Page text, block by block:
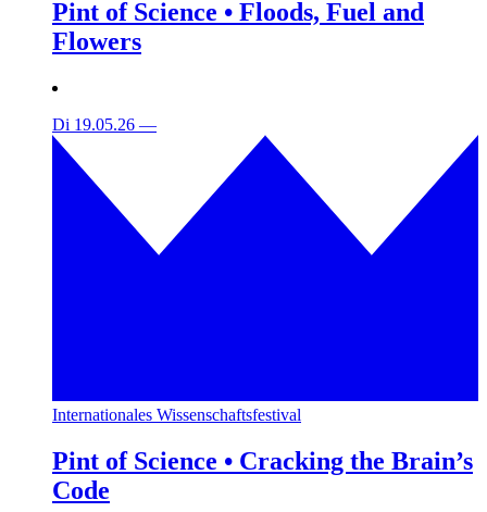
Pint of Science • Floods, Fuel and
Flowers
Di 19.05.26 —
Internationales Wissenschaftsfestival
Pint of Science • Cracking the Brain’s
Code